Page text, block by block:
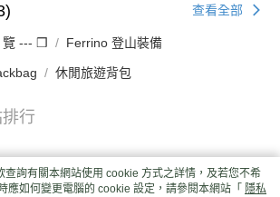
查看全部
覽 --- ❒ Ferrino 登山裝備
休閒旅遊背包
行
查詢有關本網站使用 cookie 方式之詳情，及若您不希
應如何變更電腦的 cookie 設定，請參閱本網站「 隱私